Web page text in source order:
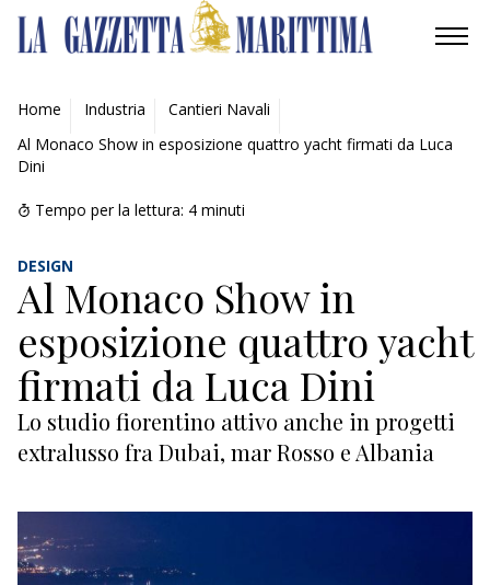
AMBIENTE
MOBILITÀ
INDUSTRIA
RICERCA
ECONOMIA
TURISMO
CULTURA
VELA
Home Industria
Cantieri Navali
Al Monaco Show in esposizione quattro yacht firmati da Luca
Dini
Tempo per la lettura: 4 minuti
DESIGN
Al Monaco Show in
esposizione quattro yacht
firmati da Luca Dini
Lo studio fiorentino attivo anche in progetti
extralusso fra Dubai, mar Rosso e Albania